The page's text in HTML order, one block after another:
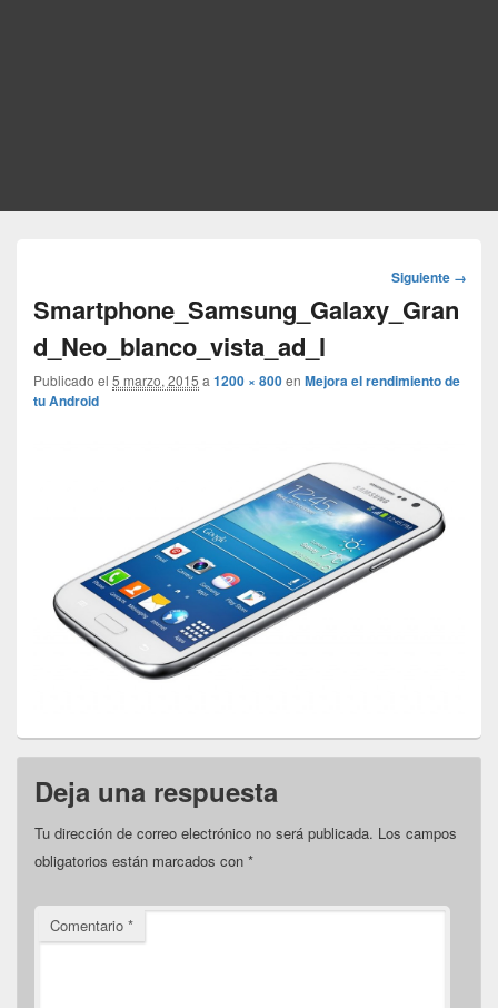
Navegador
imágenes
Siguiente →
Smartphone_Samsung_Galaxy_Gran
d_Neo_blanco_vista_ad_l
Publicado el 5 marzo, 2015 a 1200 × 800en Mejora el rendimiento de
tu Android
Deja una respuesta
Tu dirección de correo electrónico no será publicada. Los campos
obligatorios están marcados con *
Comentario *